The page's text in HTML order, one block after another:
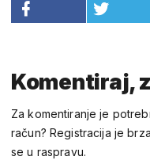
Komentiraj,
Za komentiranje je
račun? Registracija je
se u raspravu.